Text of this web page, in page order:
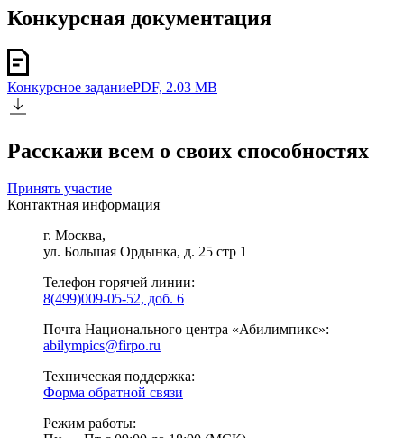
Конкурсная документация
Конкурсное заданиеPDF, 2.03 MB
Расскажи всем о своих способностях
Принять участие
Контактная информация
г. Москва,
ул. Большая Ордынка, д. 25 стр 1
Телефон горячей линии:
8(499)009-05-52, доб. 6
Почта Национального центра «Абилимпикс»:
abilympics@firpo.ru
Техническая поддержка:
Форма обратной связи
Режим работы: